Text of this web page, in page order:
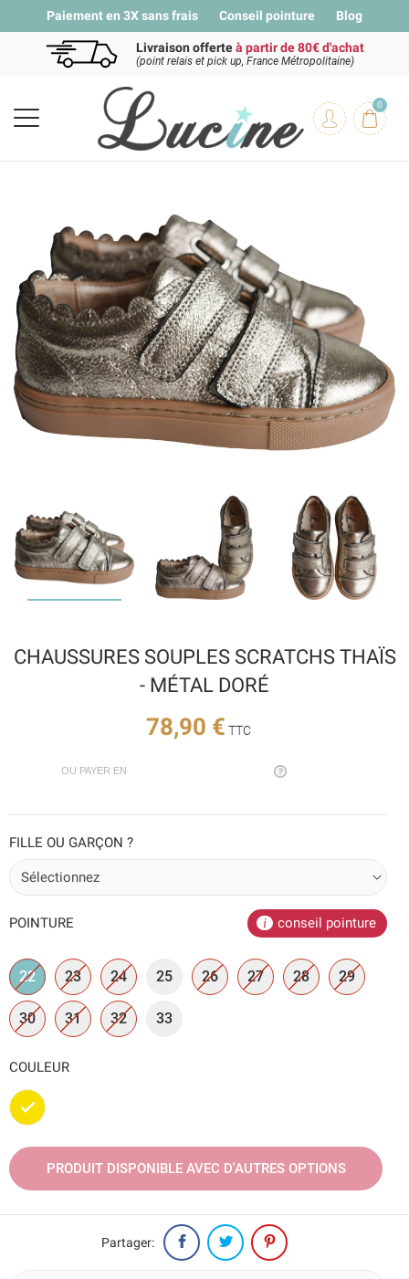
Paiement en 3X sans frais Conseil pointure Blog
Livraison offerteà partir de 80€ d'achat
(point relais et pick up, France Métropolitaine)
0
CHAUSSURES SOUPLES SCRATCHS THAÏS
- MÉTAL DORÉ
78,90 € TTC
OU PAYER EN
FILLE OU GARÇON ?
POINTURE conseil pointure
22 23 24 25 26 27 28 29
30 31 32 33
COULEUR
Doré
PRODUIT DISPONIBLE AVEC D'AUTRES OPTIONS
Partager: